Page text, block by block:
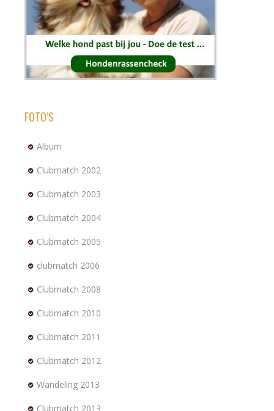
FOTO’S
Album
Clubmatch 2002
Clubmatch 2003
Clubmatch 2004
Clubmatch 2005
clubmatch 2006
Clubmatch 2008
Clubmatch 2010
Clubmatch 2011
Clubmatch 2012
Wandeling 2013
Clubmatch 2013